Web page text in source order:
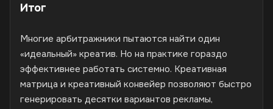
Итог
Многие арбитражники пытаются найти один
«идеальный» креатив. Но на практике гораздо
эффективнее работать системно. Креативная
матрица и креативный конвейер позволяют быстро
генерировать десятки вариантов рекламы,